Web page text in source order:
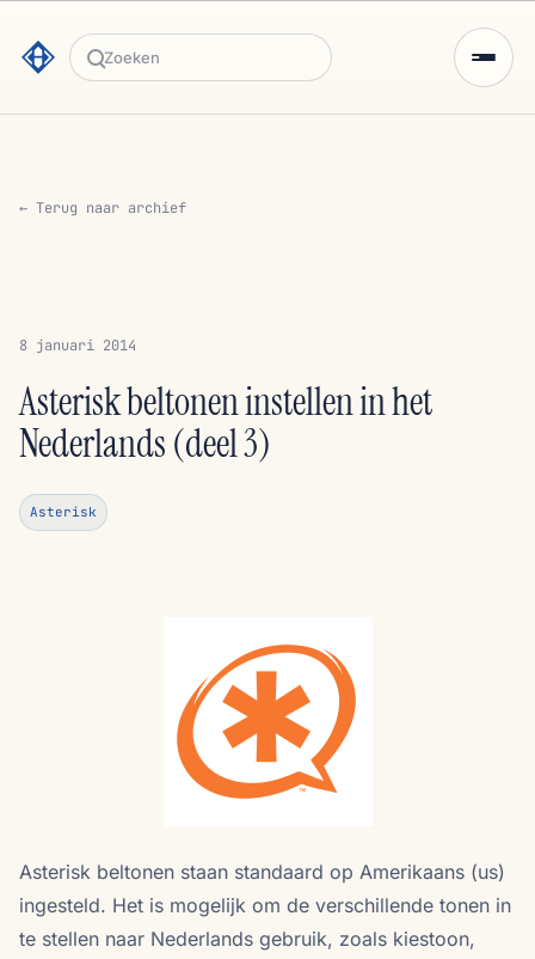
Zoeken
← Terug naar archief
8 januari 2014
Asterisk beltonen instellen in het
Nederlands (deel 3)
Asterisk
Asterisk beltonen staan standaard op Amerikaans (us)
ingesteld. Het is mogelijk om de verschillende tonen in
te stellen naar Nederlands gebruik, zoals kiestoon,